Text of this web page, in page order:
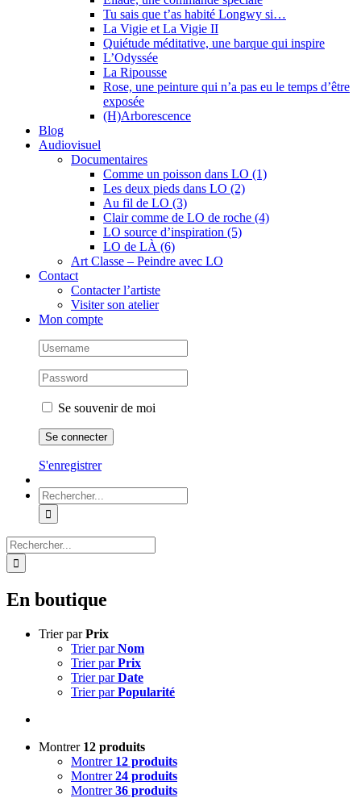
Tu sais que t’as habité Longwy si…
La Vigie et La Vigie II
Quiétude méditative, une barque qui inspire
L’Odyssée
La Ripousse
Rose, une peinture qui n’a pas eu le temps d’être
exposée
(H)Arborescence
Blog
Audiovisuel
Documentaires
Comme un poisson dans LO (1)
Les deux pieds dans LO (2)
Au fil de LO (3)
Clair comme de LO de roche (4)
LO source d’inspiration (5)
LO de LÀ (6)
Art Classe – Peindre avec LO
Contact
Contacter l’artiste
Visiter son atelier
Mon compte
Se souvenir de moi
S'enregistrer
Rechercher:
Rechercher:
En boutique
Trier parPrix
Trier parNom
Trier parPrix
Trier parDate
Trier parPopularité
Montrer 12 produits
Montrer 12 produits
Montrer24 produits
Montrer36 produits